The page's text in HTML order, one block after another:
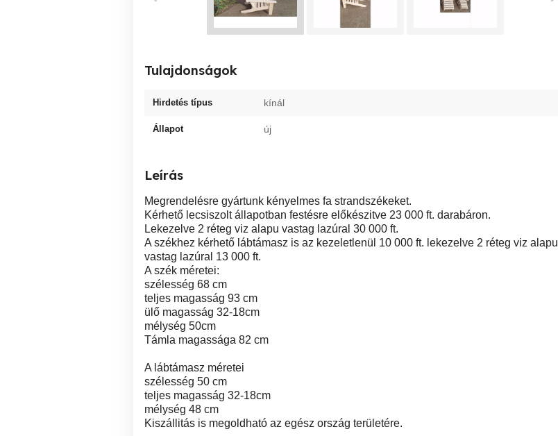
Tulajdonságok
Hirdetés típus kínál
Állapot új
Leírás
Megrendelésre gyártunk kényelmes fa strandszékeket.
Kérhető lecsiszolt állapotban festésre előkészitve 23 000 ft. darabáron.
Lekezelve 2 réteg viz alapu vastag lazúral 30 000 ft.
A székhez kérhető lábtámasz is az kezeletlenül 10 000 ft. lekezelve 2 réteg viz alapu
vastag lazúral 13 000 ft.
A szék méretei:
szélesség 68 cm
teljes magasság 93 cm
ülő magasság 32-18cm
mélység 50cm
Támla magassága 82 cm
A lábtámasz méretei
szélesség 50 cm
teljes magasság 32-18cm
mélység 48 cm
Kiszállitás is megoldható az egész ország területére.